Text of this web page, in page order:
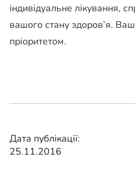
індивідуальне лікування,
вашого стану здоров’я.
пріоритетом.
Дата публікації:
25.11.2016